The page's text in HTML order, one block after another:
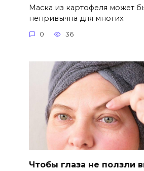
Маска из картофеля может
непривычна для многих
0 36
Чтобы глаза не ползли